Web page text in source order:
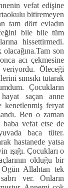
vefat edişine
bitiremeyen
tam dört evladın
bile bile tüm
hissettirmedi.
Tam son
acı çekmesine
veriyordu. Öleceği
sımsıkı tutarak
Çocukların
saçan anne
kenetlenmiş feryat
Ben o zaman
vefat etse de
baca tüter.
hastanede yatsa
ışığı. Çocukları o
olduğu bir
Ogün Allahtan tek
ver. Onların